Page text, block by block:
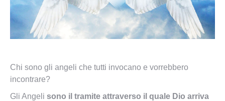
Chi sono gli angeli che tutti invocano e vorrebbero
incontrare?
Gli Angeli sono il tramite attraverso il quale Dio arriva